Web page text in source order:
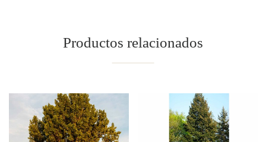
Productos relacionados